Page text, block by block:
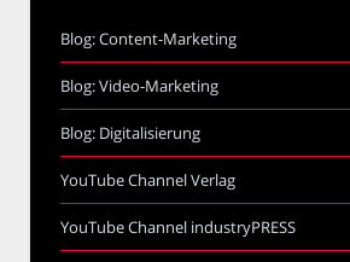
Blog: Content-Marketing
Blog: Video-Marketing
Blog: Digitalisierung
YouTube Channel Verlag
YouTube Channel industryPRESS